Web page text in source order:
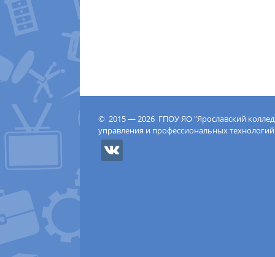
© 2015 — 2026 ГПОУ ЯО "Ярославский
управления и профессиональных